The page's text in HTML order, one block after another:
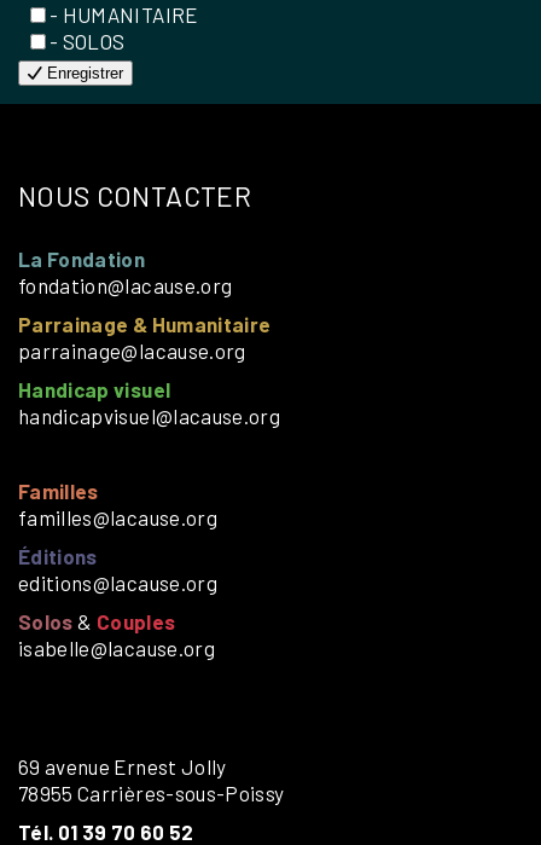
- HUMANITAIRE
- SOLOS
Enregistrer
NOUS CONTACTER
La Fondation
fondation@lacause.org
Parrainage & Humanitaire
parrainage@lacause.org
Handicap visuel
handicapvisuel@lacause.org
Familles
familles@lacause.org
Éditions
editions@lacause.org
Solos & Couples
isabelle@lacause.org
69 avenue Ernest Jolly
78955 Carrières-sous-Poissy
Tél. 01 39 70 60 52